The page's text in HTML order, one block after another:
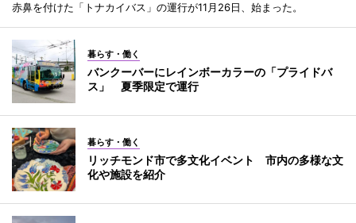
赤鼻を付けた「トナカイバス」の運行が11月26日、始まった。
暮らす・働く
バンクーバーにレインボーカラーの「プライドバ
ス」 夏季限定で運行
暮らす・働く
リッチモンド市で多文化イベント 市内の多様な文
化や施設を紹介